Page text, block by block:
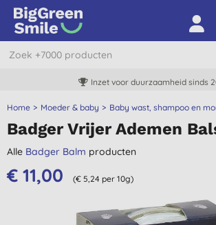
Inzet voor duurzaamheid sinds
Home Moeder & baby Baby wast, shampoo en
Badger Vrijer Ademen
Alle Badger Balm producten
€ 11,00 (€ 5,24 per 10g)